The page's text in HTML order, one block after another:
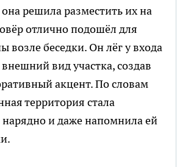
решила разместить их на
отлично подошёл для
возле беседки. Он лёг у входа
вид участка, создав
акцент. По словам
территория стала
нарядно и даже напомнила ей